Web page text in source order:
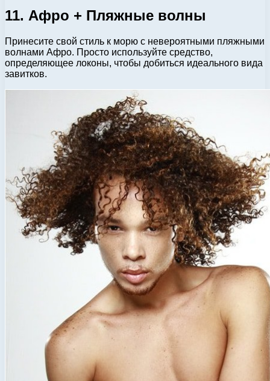
11. Афро + Пляжные волны
Принесите свой стиль к морю с невероятными пляжными
волнами Афро. Просто используйте средство,
определяющее локоны, чтобы добиться идеального вида
завитков.